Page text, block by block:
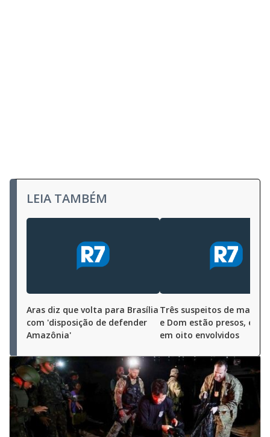
LEIA TAMBÉM
Aras diz que volta para Brasília
com 'disposição de defender
Amazônia'
Três suspeitos de matar
e Dom estão presos, e PF
em oito envolvidos